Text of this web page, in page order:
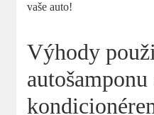
vaše auto!
Výhody
autošamponu